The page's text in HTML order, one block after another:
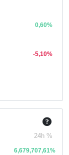
0,60%
-5,10%
24h %
6,679,707,61%